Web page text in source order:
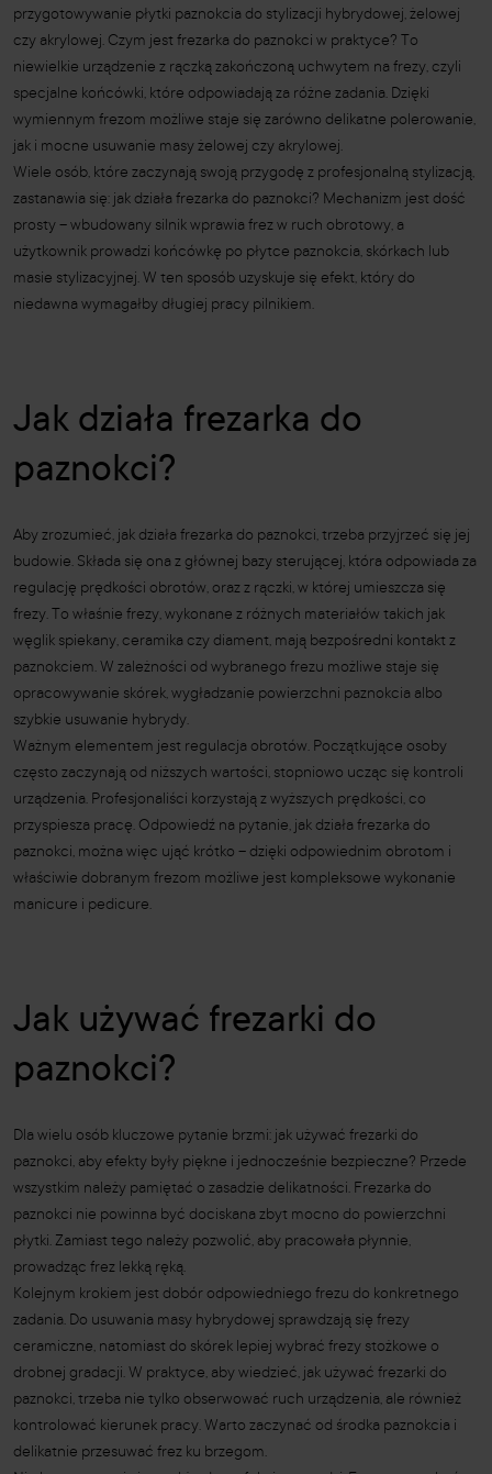
przygotowywanie płytki paznokcia do stylizacji hybrydowej, żelowej
czy akrylowej. Czym jest frezarka do paznokci w praktyce? To
niewielkie urządzenie z rączką zakończoną uchwytem na frezy, czyli
specjalne końcówki, które odpowiadają za różne zadania. Dzięki
wymiennym frezom możliwe staje się zarówno delikatne polerowanie,
jak i mocne usuwanie masy żelowej czy akrylowej.
Wiele osób, które zaczynają swoją przygodę z profesjonalną stylizacją,
zastanawia się: jak działa frezarka do paznokci? Mechanizm jest dość
prosty – wbudowany silnik wprawia frez w ruch obrotowy, a
użytkownik prowadzi końcówkę po płytce paznokcia, skórkach lub
masie stylizacyjnej. W ten sposób uzyskuje się efekt, który do
niedawna wymagałby długiej pracy pilnikiem.
Jak działa frezarka do
paznokci?
Aby zrozumieć, jak działa frezarka do paznokci, trzeba przyjrzeć się jej
budowie. Składa się ona z głównej bazy sterującej, która odpowiada za
regulację prędkości obrotów, oraz z rączki, w której umieszcza się
frezy. To właśnie frezy, wykonane z różnych materiałów takich jak
węglik spiekany, ceramika czy diament, mają bezpośredni kontakt z
paznokciem. W zależności od wybranego frezu możliwe staje się
opracowywanie skórek, wygładzanie powierzchni paznokcia albo
szybkie usuwanie hybrydy.
Ważnym elementem jest regulacja obrotów. Początkujące osoby
często zaczynają od niższych wartości, stopniowo ucząc się kontroli
urządzenia. Profesjonaliści korzystają z wyższych prędkości, co
przyspiesza pracę. Odpowiedź na pytanie, jak działa frezarka do
paznokci, można więc ująć krótko – dzięki odpowiednim obrotom i
właściwie dobranym frezom możliwe jest kompleksowe wykonanie
manicure i pedicure.
Jak używać frezarki do
paznokci?
Dla wielu osób kluczowe pytanie brzmi: jak używać frezarki do
paznokci, aby efekty były piękne i jednocześnie bezpieczne? Przede
wszystkim należy pamiętać o zasadzie delikatności. Frezarka do
paznokci nie powinna być dociskana zbyt mocno do powierzchni
płytki. Zamiast tego należy pozwolić, aby pracowała płynnie,
prowadząc frez lekką ręką.
Kolejnym krokiem jest dobór odpowiedniego frezu do konkretnego
zadania. Do usuwania masy hybrydowej sprawdzają się frezy
ceramiczne, natomiast do skórek lepiej wybrać frezy stożkowe o
drobnej gradacji. W praktyce, aby wiedzieć, jak używać frezarki do
paznokci, trzeba nie tylko obserwować ruch urządzenia, ale również
kontrolować kierunek pracy. Warto zaczynać od środka paznokcia i
delikatnie przesuwać frez ku brzegom.